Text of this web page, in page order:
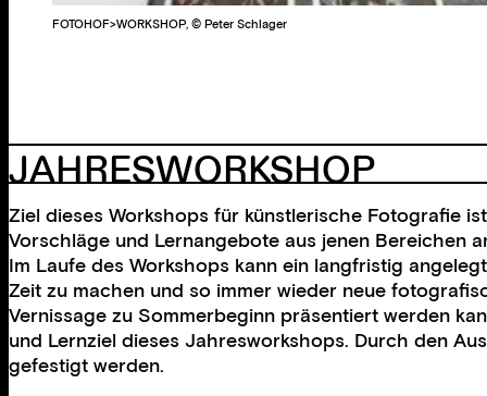
FOTOHOF>WORKSHOP, © Peter Schlager
JAHRES­WORKSHOP
Ziel dieses Workshops für künstlerische Fotografie
Vorschläge und Lernangebote aus jenen Bereichen
Im Laufe des Workshops kann ein langfristig
Zeit zu machen und so immer wieder neue
Vernissage zu Sommerbeginn präsentiert werden
und Lernziel dieses Jahresworkshops. Durch den
gefestigt werden.